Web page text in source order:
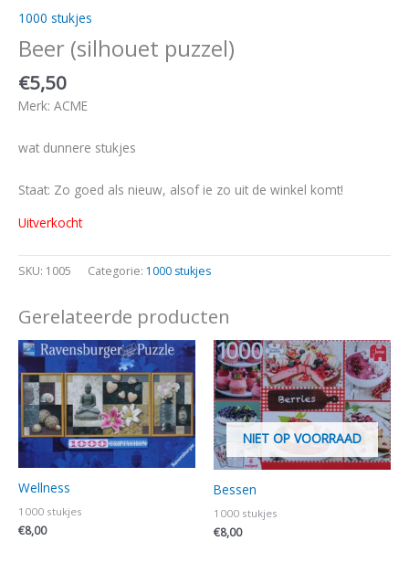
1000 stukjes
Beer (silhouet puzzel)
€5,50
Merk: ACME
wat dunnere stukjes
Staat: Zo goed als nieuw, alsof ie zo uit de winkel komt!
Uitverkocht
SKU: 1005 Categorie: 1000 stukjes
Gerelateerde producten
Wellness
1000 stukjes
€8,00
NIET OP VOORRAAD
Bessen
1000 stukjes
€8,00